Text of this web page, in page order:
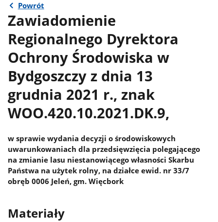
Powrót
Zawiadomienie
Regionalnego Dyrektora
Ochrony Środowiska w
Bydgoszczy z dnia 13
grudnia 2021 r., znak
WOO.420.10.2021.DK.9,
w sprawie wydania decyzji o środowiskowych
uwarunkowaniach dla przedsięwzięcia polegającego
na zmianie lasu niestanowiącego własności Skarbu
Państwa na użytek rolny, na działce ewid. nr 33/7
obręb 0006 Jeleń, gm. Więcbork
Materiały